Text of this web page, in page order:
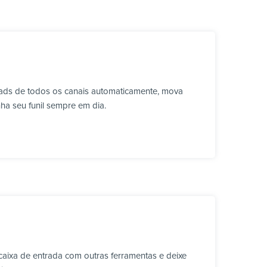
de todos os canais automaticamente, mova
seu funil sempre em dia.
de entrada com outras ferramentas e deixe